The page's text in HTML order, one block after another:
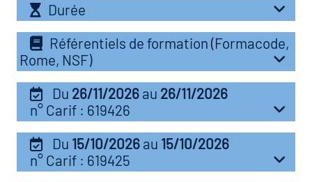
lieu d'information ou
du secteur sanitaire
de l'Industrie
emploi-formation
Durée
Référentiels de formation (Formacode,
Rome, NSF)
Du 26/11/2026 au 26/11/2026
n° Carif : 619426
Du 15/10/2026 au 15/10/2026
n° Carif : 619425